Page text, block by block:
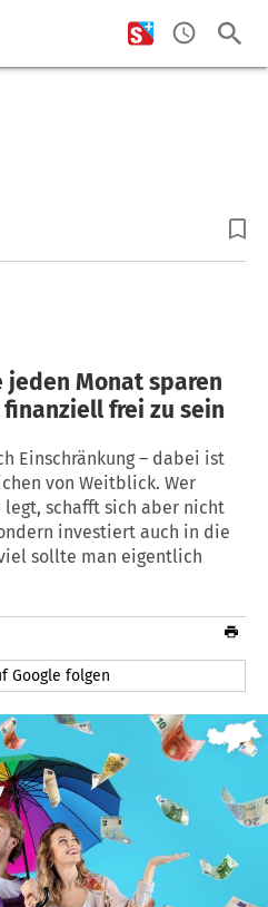
jeden Monat sparen
frei zu sein
Einschränkung – dabei ist
von Weitblick. Wer
legt, schafft sich aber nicht
investiert auch in die
sollte man eigentlich
Google folgen